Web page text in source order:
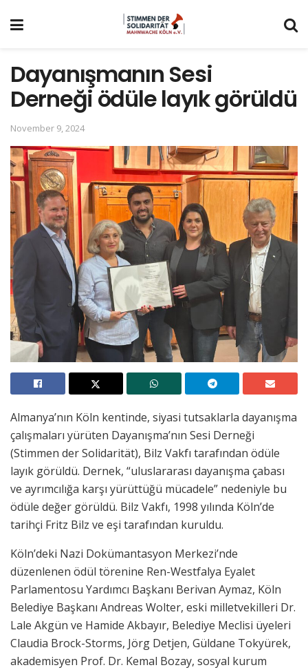
Dayanışmanın Sesi
Derneği ödüle layık görüldü
November 9, 2024
Almanya’nın Köln kentinde, siyasi tutsaklarla dayanışma
çalışmaları yürüten Dayanışma’nın Sesi Derneği
(Stimmen der Solidarität), Bilz Vakfı tarafından ödüle
layık görüldü. Dernek, “uluslararası dayanışma çabası
ve ayrımcılığa karşı yürüttüğü mücadele” nedeniyle bu
ödüle değer görüldü. Bilz Vakfı, 1998 yılında Köln’de
tarihçi Fritz Bilz ve eşi tarafından kuruldu.
Köln’deki Nazi Dokümantasyon Merkezi’nde
düzenlenen ödül törenine Ren-Westfalya Eyalet
Parlamentosu Yardımcı Başkanı Berivan Aymaz, Köln
Belediye Başkanı Andreas Wolter, eski milletvekilleri Dr.
Lale Akgün ve Hamide Akbayır, Belediye Meclisi üyeleri
Claudia Brock-Storms, Jörg Detjen, Güldane Tokyürek,
akademisyen Prof. Dr. Kemal Bozay, sosyal kurum